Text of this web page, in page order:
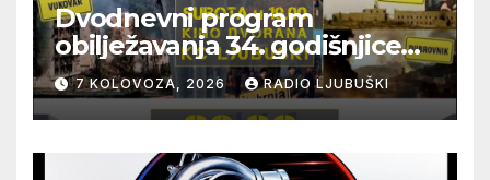
Dvodnevni program
obilježavanja 34. godišnjice
pogibije generala Blaža
Kraljevića i osmorice
pripadnika HOS-a
7 KOLOVOZA, 2026 RADIO LJUBUŠKI